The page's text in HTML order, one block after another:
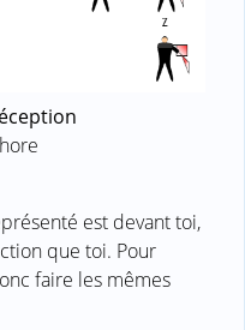
est devant toi,
que toi. Pour
faire les mêmes